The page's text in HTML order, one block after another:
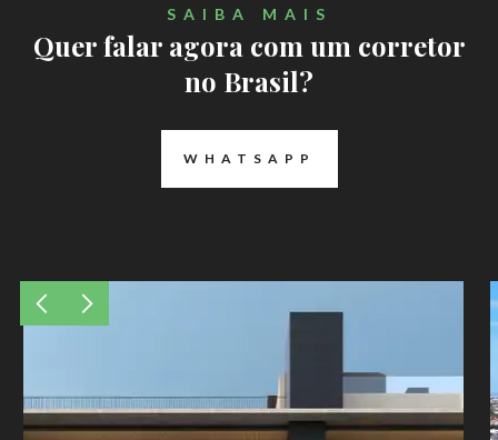
SAIBA MAIS
Quer falar agora com um corretor
no Brasil?
WHATSAPP